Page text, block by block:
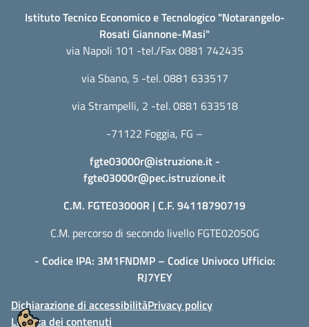
Istituto Tecnico Economico e Tecnologico "Notarangelo-
Rosati Giannone-Masi"
via Napoli 101 -tel./Fax 0881 742435
via Sbano, 5 -tel. 0881 633517
via Strampelli, 2 -tel. 0881 633518
-71122 Foggia, FG –
fgte03000r@istruzione.it-
fgte03000r@pec.istruzione.it
C.M. FGTE03000R | C.F. 94118790719
C.M. percorso di secondo livello FGTE02050G
- Codice IPA: 3M1FNDMP – Codice Univoco Ufficio:
RJ7YEY
Dichiarazione di accessibilitàPrivacy policy
Licenza dei contenuti